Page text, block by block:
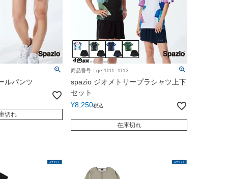
ルパンツ
切れ
商品番号：ge-1111--1113
spazio ジオメトリープラシャツ上下
セット
¥8,250税込
在庫切れ